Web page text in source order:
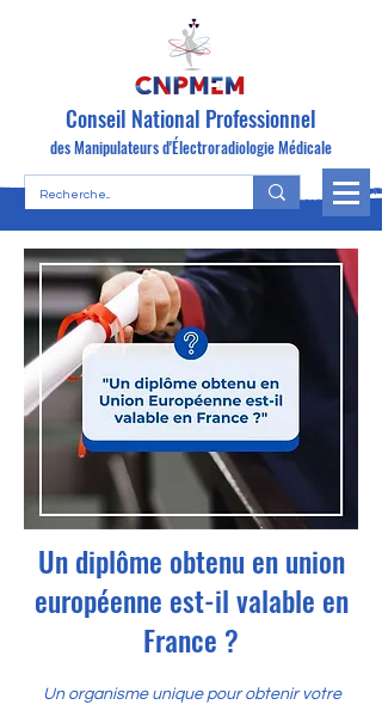
Conseil National Professionnel
des Manipulateurs d'Électroradiologie Médicale
Un diplôme obtenu en union
européenne est-il valable en
France ?
Un organisme unique pour obtenir votre